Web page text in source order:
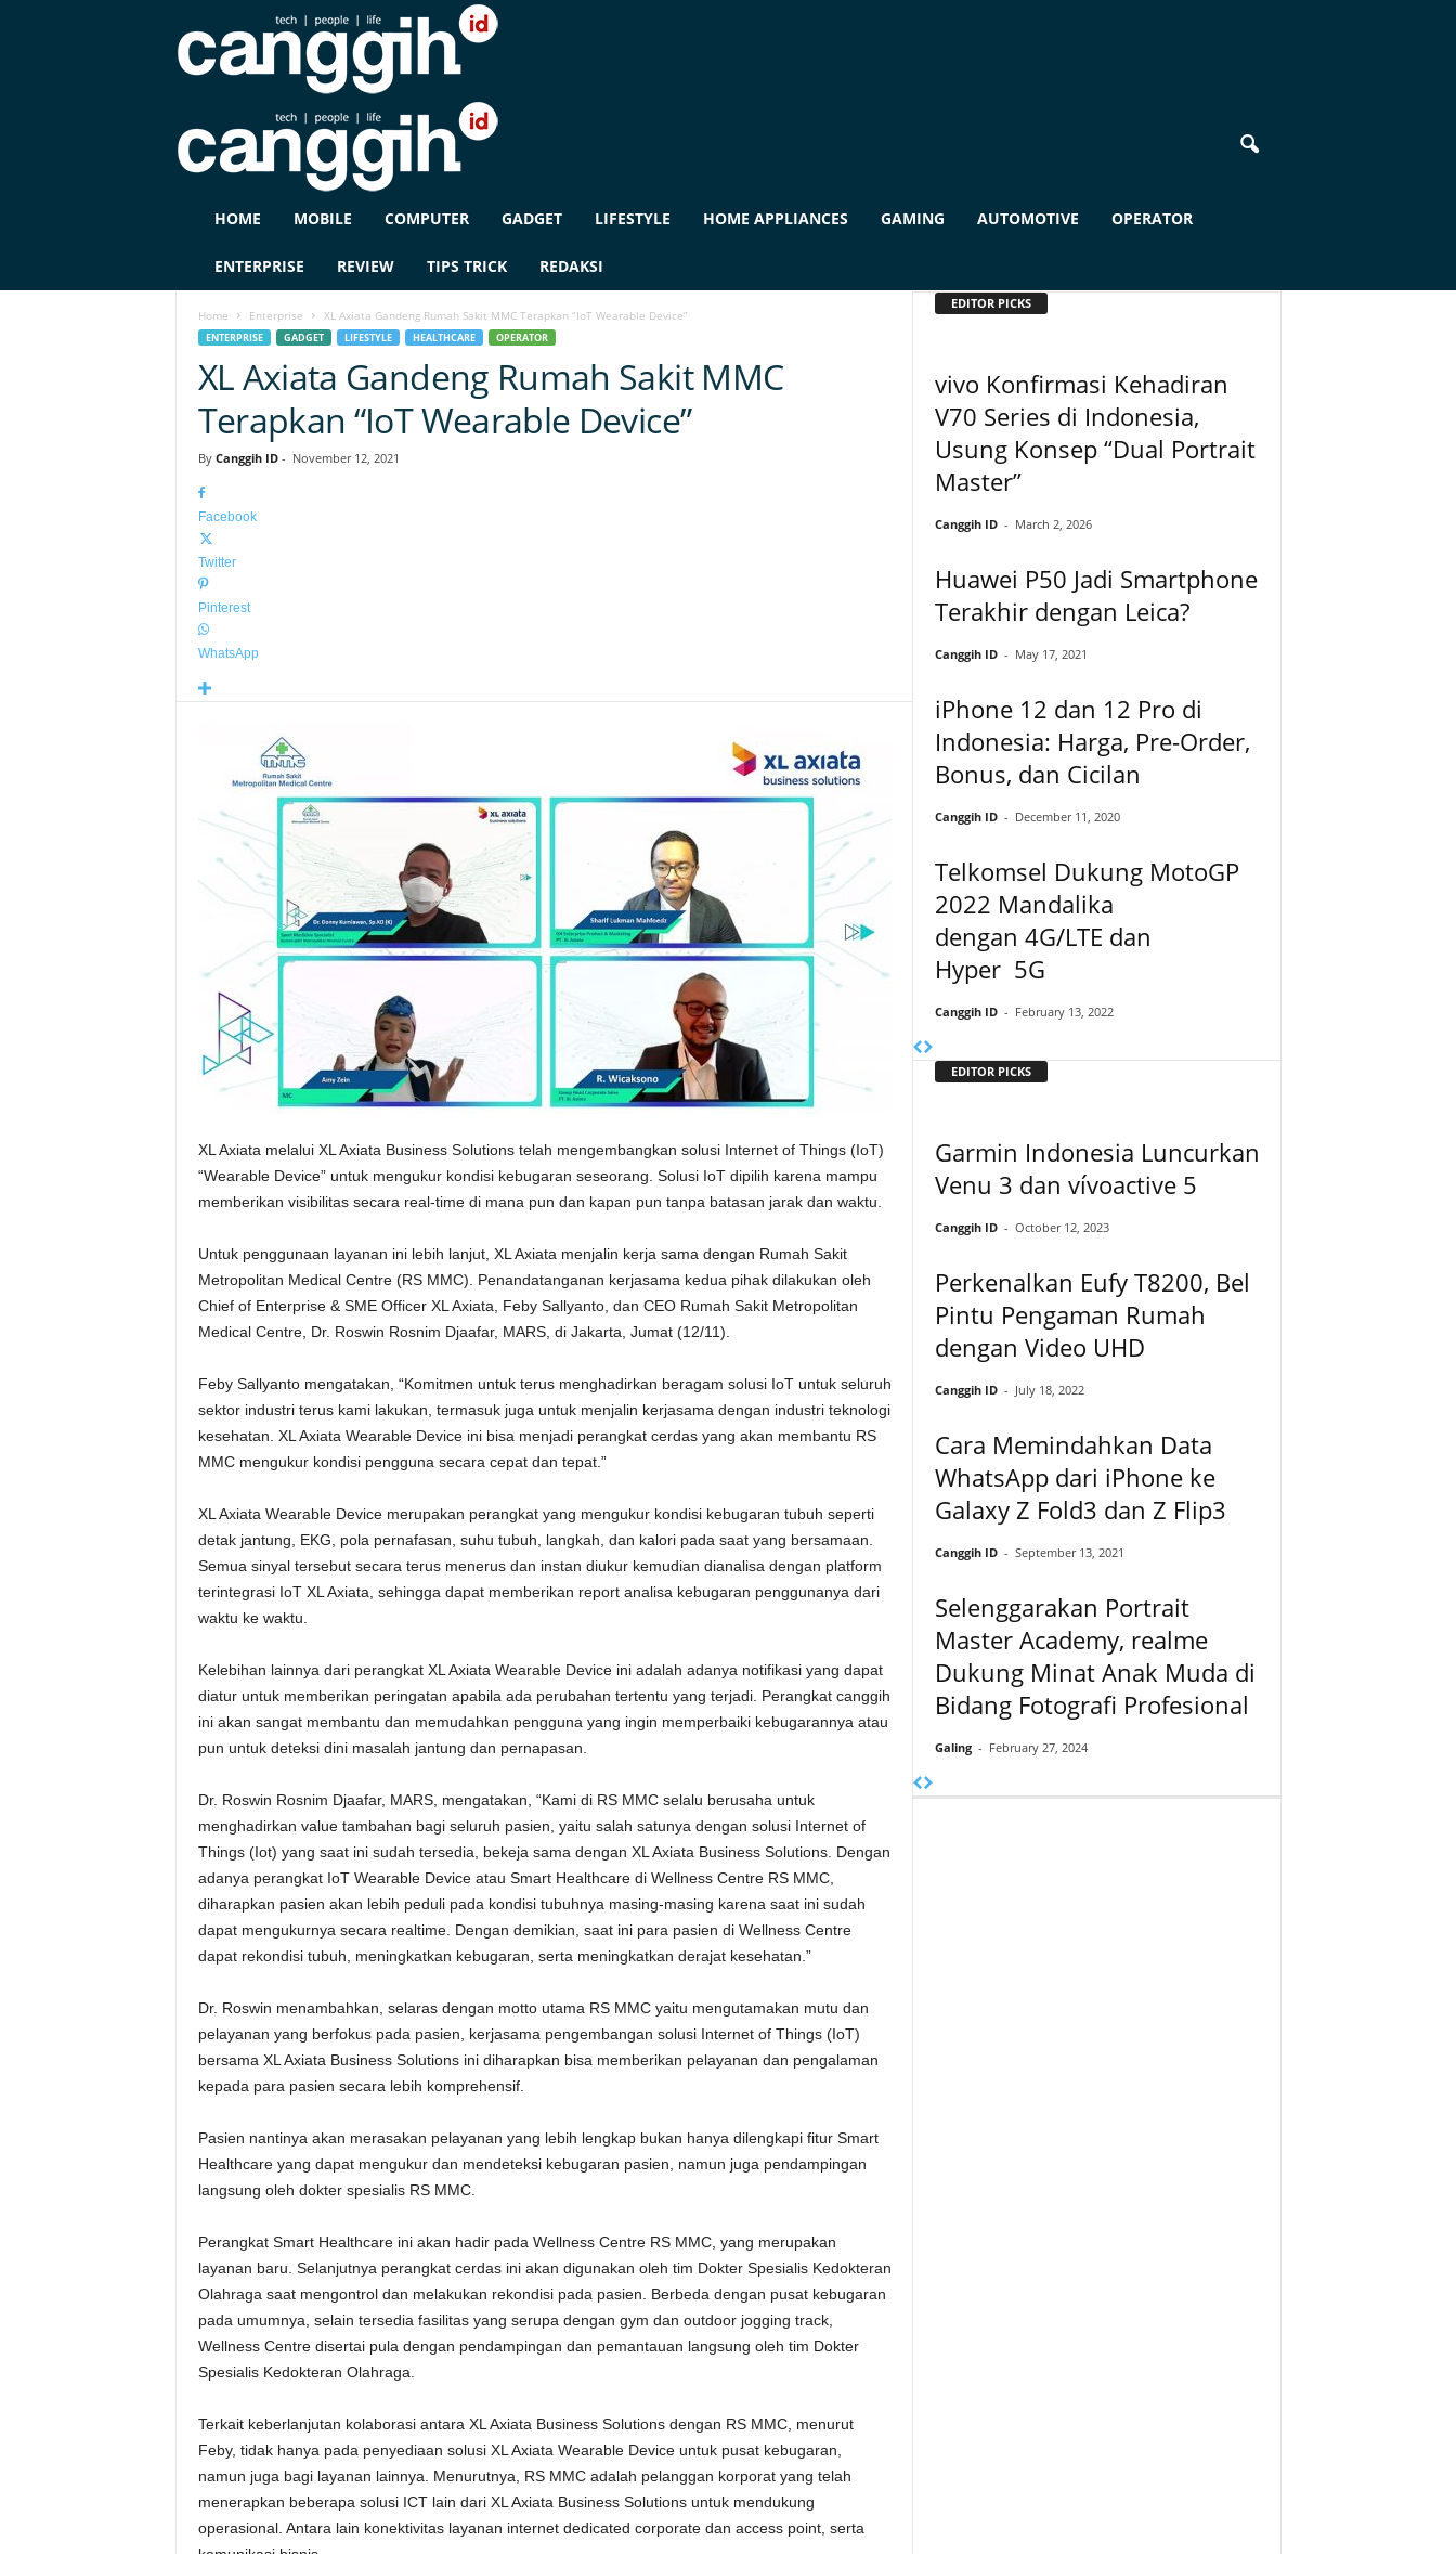
G
HOME MOBILE COMPUTER GADGET LIFESTYLE HOME APPLIANCES GAMING AUTOMOTIVE OPERATOR
ENTERPRISE REVIEW TIPS TRICK REDAKSI
Home Enterprise XL Axiata Gandeng Rumah Sakit MMC Terapkan “IoT Wearable Device”
ENTERPRISE GADGET LIFESTYLE HEALTHCARE OPERATOR
XL Axiata Gandeng Rumah Sakit MMC
Terapkan “IoT Wearable Device”
By Canggih ID- November 12, 2021
Facebook
Twitter
Pinterest
WhatsApp
XL Axiata melalui XL Axiata Business Solutions telah mengembangkan solusi Internet of Things (IoT)
“Wearable Device” untuk mengukur kondisi kebugaran seseorang. Solusi IoT dipilih karena mampu
memberikan visibilitas secara real-time di mana pun dan kapan pun tanpa batasan jarak dan waktu.
Untuk penggunaan layanan ini lebih lanjut, XL Axiata menjalin kerja sama dengan Rumah Sakit
Metropolitan Medical Centre (RS MMC). Penandatanganan kerjasama kedua pihak dilakukan oleh
Chief of Enterprise & SME Officer XL Axiata, Feby Sallyanto, dan CEO Rumah Sakit Metropolitan
Medical Centre, Dr. Roswin Rosnim Djaafar, MARS, di Jakarta, Jumat (12/11).
Feby Sallyanto mengatakan, “Komitmen untuk terus menghadirkan beragam solusi IoT untuk seluruh
sektor industri terus kami lakukan, termasuk juga untuk menjalin kerjasama dengan industri teknologi
kesehatan. XL Axiata Wearable Device ini bisa menjadi perangkat cerdas yang akan membantu RS
MMC mengukur kondisi pengguna secara cepat dan tepat.”
XL Axiata Wearable Device merupakan perangkat yang mengukur kondisi kebugaran tubuh seperti
detak jantung, EKG, pola pernafasan, suhu tubuh, langkah, dan kalori pada saat yang bersamaan.
Semua sinyal tersebut secara terus menerus dan instan diukur kemudian dianalisa dengan platform
terintegrasi IoT XL Axiata, sehingga dapat memberikan report analisa kebugaran penggunanya dari
waktu ke waktu.
Kelebihan lainnya dari perangkat XL Axiata Wearable Device ini adalah adanya notifikasi yang dapat
diatur untuk memberikan peringatan apabila ada perubahan tertentu yang terjadi. Perangkat canggih
ini akan sangat membantu dan memudahkan pengguna yang ingin memperbaiki kebugarannya atau
pun untuk deteksi dini masalah jantung dan pernapasan.
Dr. Roswin Rosnim Djaafar, MARS, mengatakan, “Kami di RS MMC selalu berusaha untuk
menghadirkan value tambahan bagi seluruh pasien, yaitu salah satunya dengan solusi Internet of
Things (Iot) yang saat ini sudah tersedia, bekeja sama dengan XL Axiata Business Solutions. Dengan
adanya perangkat IoT Wearable Device atau Smart Healthcare di Wellness Centre RS MMC,
diharapkan pasien akan lebih peduli pada kondisi tubuhnya masing-masing karena saat ini sudah
dapat mengukurnya secara realtime. Dengan demikian, saat ini para pasien di Wellness Centre
dapat rekondisi tubuh, meningkatkan kebugaran, serta meningkatkan derajat kesehatan.”
Dr. Roswin menambahkan, selaras dengan motto utama RS MMC yaitu mengutamakan mutu dan
pelayanan yang berfokus pada pasien, kerjasama pengembangan solusi Internet of Things (IoT)
bersama XL Axiata Business Solutions ini diharapkan bisa memberikan pelayanan dan pengalaman
kepada para pasien secara lebih komprehensif.
Pasien nantinya akan merasakan pelayanan yang lebih lengkap bukan hanya dilengkapi fitur Smart
Healthcare yang dapat mengukur dan mendeteksi kebugaran pasien, namun juga pendampingan
langsung oleh dokter spesialis RS MMC.
Perangkat Smart Healthcare ini akan hadir pada Wellness Centre RS MMC, yang merupakan
layanan baru. Selanjutnya perangkat cerdas ini akan digunakan oleh tim Dokter Spesialis Kedokteran
Olahraga saat mengontrol dan melakukan rekondisi pada pasien. Berbeda dengan pusat kebugaran
pada umumnya, selain tersedia fasilitas yang serupa dengan gym dan outdoor jogging track,
Wellness Centre disertai pula dengan pendampingan dan pemantauan langsung oleh tim Dokter
Spesialis Kedokteran Olahraga.
Terkait keberlanjutan kolaborasi antara XL Axiata Business Solutions dengan RS MMC, menurut
Feby, tidak hanya pada penyediaan solusi XL Axiata Wearable Device untuk pusat kebugaran,
namun juga bagi layanan lainnya. Menurutnya, RS MMC adalah pelanggan korporat yang telah
menerapkan beberapa solusi ICT lain dari XL Axiata Business Solutions untuk mendukung
operasional. Antara lain konektivitas layanan internet dedicated corporate dan access point, serta
EDITOR PICKS
vivo Konfirmasi Kehadiran
V70 Series di Indonesia,
Usung Konsep “Dual Portrait
Master”
Canggih ID - March 2, 2026
Huawei P50 Jadi Smartphone
Terakhir dengan Leica?
Canggih ID - May 17, 2021
iPhone 12 dan 12 Pro di
Indonesia: Harga, Pre-Order,
Bonus, dan Cicilan
Canggih ID - December 11, 2020
Telkomsel Dukung MotoGP
2022 Mandalika
dengan 4G/LTE dan
Hyper 5G
Canggih ID - February 13, 2022
EDITOR PICKS
Garmin Indonesia Luncurkan
Venu 3 dan vívoactive 5
Canggih ID - October 12, 2023
Perkenalkan Eufy T8200, Bel
Pintu Pengaman Rumah
dengan Video UHD
Canggih ID - July 18, 2022
Cara Memindahkan Data
WhatsApp dari iPhone ke
Galaxy Z Fold3 dan Z Flip3
Canggih ID - September 13, 2021
Selenggarakan Portrait
Master Academy, realme
Dukung Minat Anak Muda di
Bidang Fotografi Profesional
Galing - February 27, 2024